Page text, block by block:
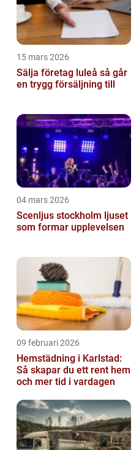
15 mars 2026
Sälja företag luleå så går
en trygg försäljning till
04 mars 2026
Scenljus stockholm ljuset
som formar upplevelsen
09 februari 2026
Hemstädning i Karlstad:
Så skapar du ett rent hem
och mer tid i vardagen